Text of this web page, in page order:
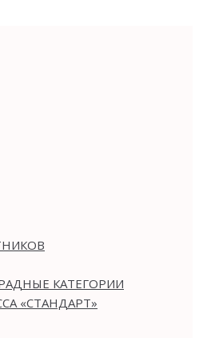
КАТЕГОРИИ
«СТАНДАРТ»